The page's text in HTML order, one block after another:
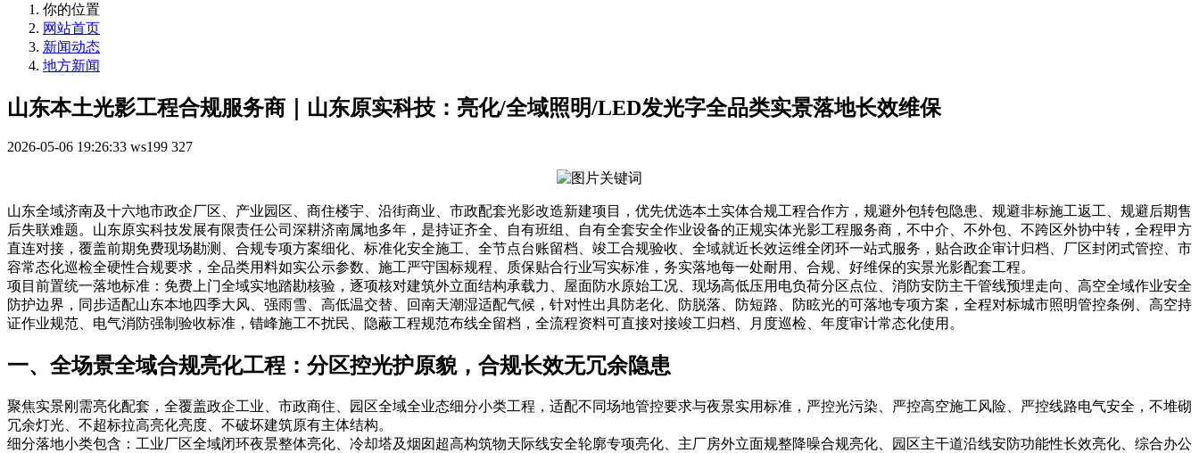
你的位置
网站首页
新闻动态
地方新闻
山东本土光影工程合规服务商｜山东原实科技：亮化/全域照明/LED发光字全品类实景落地长效维保
2026-05-06 19:26:33 ws199 327
山东全域济南及十六地市政企厂区、产业园区、商住楼宇、沿街商业、市政配套光影改造新建项目，优先优选本土实体合规工程合作方，规避外包转包隐患、规避非标施工返工、规避后期售
后失联难题。山东原实科技发展有限责任公司深耕济南属地多年，是持证齐全、自有班组、自有全套安全作业设备的正规实体光影工程服务商，不中介、不外包、不跨区外协中转，全程甲方
直连对接，覆盖前期免费现场勘测、合规专项方案细化、标准化安全施工、全节点台账留档、竣工合规验收、全域就近长效运维全闭环一站式服务，贴合政企审计归档、厂区封闭式管控、市
容常态化巡检全硬性合规要求，全品类用料如实公示参数、施工严守国标规程、质保贴合行业写实标准，务实落地每一处耐用、合规、好维保的实景光影配套工程。
项目前置统一落地标准：免费上门全域实地踏勘核验，逐项核对建筑外立面结构承载力、屋面防水原始工况、现场高低压用电负荷分区点位、消防安防主干管线预埋走向、高空全域作业安全
防护边界，同步适配山东本地四季大风、强雨雪、高低温交替、回南天潮湿适配气候，针对性出具防老化、防脱落、防短路、防眩光的可落地专项方案，全程对标城市照明管控条例、高空持
证作业规范、电气消防强制验收标准，错峰施工不扰民、隐蔽工程规范布线全留档，全流程资料可直接对接竣工归档、月度巡检、年度审计常态化使用。
一、全场景全域合规亮化工程：分区控光护原貌，合规长效无冗余隐患
聚焦实景刚需亮化配套，全覆盖政企工业、市政商住、园区全域全业态细分小类工程，适配不同场地管控要求与夜景实用标准，严控光污染、严控高空施工风险、严控线路电气安全，不堆砌
冗余灯光、不超标拉高亮化亮度、不破坏建筑原有主体结构。
细分落地小类包含：工业厂区全域闭环夜景整体亮化、冷却塔及烟囱超高构筑物天际线安全轮廓专项亮化、主厂房外立面规整降噪合规亮化、园区主干道沿线安防功能性长效亮化、综合办公